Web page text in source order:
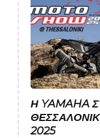
Η YAMAHA
2025